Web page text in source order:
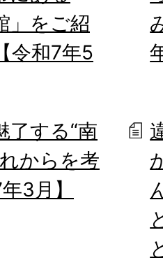
」をご紹
令和7年5
了する“南
からを考
3月】